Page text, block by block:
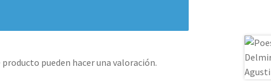
pueden hacer una valoración.